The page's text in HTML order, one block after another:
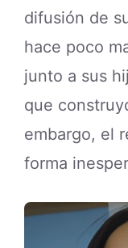
difusión de
hace poco
junto a sus
que
embargo, el
forma